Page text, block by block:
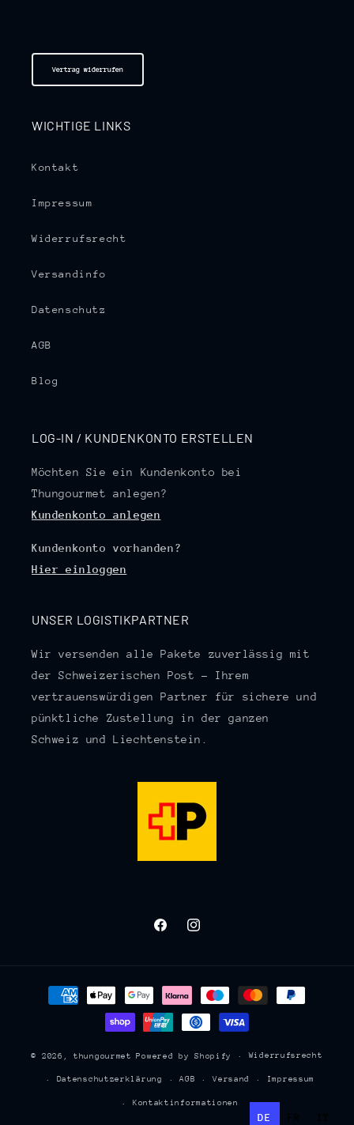
Vertrag widerrufen
WICHTIGE LINKS
Kontakt
Impressum
Widerrufsrecht
Versandinfo
Datenschutz
AGB
Blog
LOG-IN / KUNDENKONTO ERSTELLEN
Möchten Sie ein Kundenkonto bei
Thungourmet anlegen?
Kundenkonto anlegen
Kundenkonto vorhanden?
Hier einloggen
UNSER LOGISTIKPARTNER
Wir versenden alle Pakete zuverlässig mit
der Schweizerischen Post – Ihrem
vertrauenswürdigen Partner für sichere und
pünktliche Zustellung in der ganzen
Schweiz und Liechtenstein.
FacebookInstagram
Zahlungsmethoden
© 2026,thungourmet Powered by Shopify Widerrufsrecht
Datenschutzerklärung AGB Versand Impressum
Kontaktinformationen
DE